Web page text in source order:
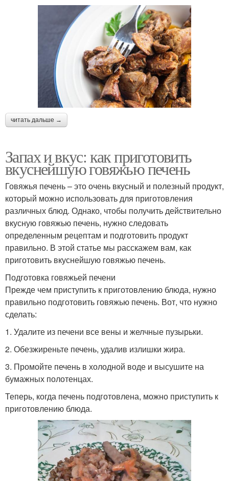
читать дальше →
Запах и вкус: как приготовить
вкуснейшую говяжью печень
Говяжья печень – это очень вкусный и полезный продукт,
который можно использовать для приготовления
различных блюд. Однако, чтобы получить действительно
вкусную говяжью печень, нужно следовать
определенным рецептам и подготовить продукт
правильно. В этой статье мы расскажем вам, как
приготовить вкуснейшую говяжью печень.
Подготовка говяжьей печени
Прежде чем приступить к приготовлению блюда, нужно
правильно подготовить говяжью печень. Вот, что нужно
сделать:
1. Удалите из печени все вены и желчные пузырьки.
2. Обезжиреньте печень, удалив излишки жира.
3. Промойте печень в холодной воде и высушите на
бумажных полотенцах.
Теперь, когда печень подготовлена, можно приступить к
приготовлению блюда.